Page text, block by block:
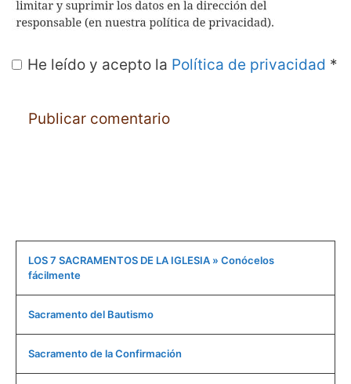
He leído y acepto la Política de privacidad *
LOS 7 SACRAMENTOS DE LA IGLESIA » Conócelos
fácilmente
Sacramento del Bautismo
Sacramento de la Confirmación